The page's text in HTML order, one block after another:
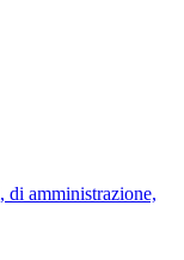
amministrazione,